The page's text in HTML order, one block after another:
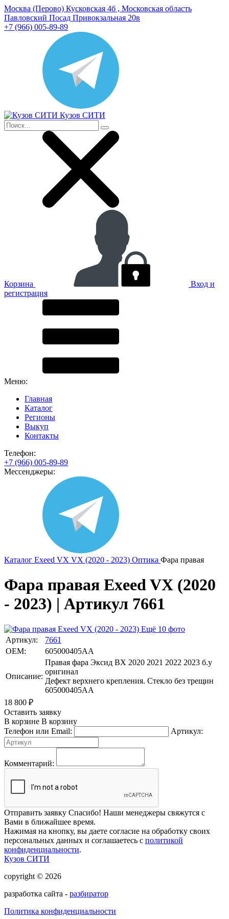
Москва (Перово) Кусковская 4б , Московская область
Павловский Посад Привокзальная 20в
+7 (966) 005-89-89
Кузов СИТИ
Корзина
Вход и
регистрация
Меню:
Главная
Каталог
Регионы
Выкуп
Контакты
Телефон:
+7 (966) 005-89-89
Мессенджеры:
Каталог Exeed VX VX (2020 - 2023) Оптика Фара правая
Фара правая Exeed VX (2020
- 2023) | Артикул 7661
Ещё 10 фото
Артикул:
7661
OEM:
605000405AA
Описание:
Правая фара Эксид ВХ 2020 2021 2022 2023 б.у
оригинал
Дефект верхнего крепления. Стекло без трещин
605000405АА
18 800 ₽
Оставить заявку
В корзине В корзину
Телефон или Email:
Артикул:
Комментарий:
Отправить заявку Спасибо! Наши менеджеры свяжутся с
Вами в ближайшее время.
Нажимая на кнопку, вы даете согласие на обработку своих
персональных данных и соглашаетесь с политикой
конфиденциальности.
Кузов СИТИ
copyright © 2026
разработка сайта - разбиратор
Политика конфиденциальности